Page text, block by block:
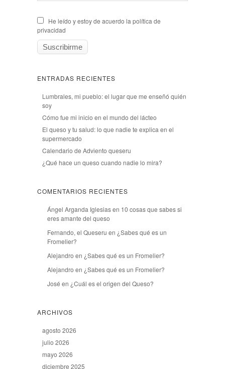
He leído y estoy de acuerdo la política de
privacidad
ENTRADAS RECIENTES
Lumbrales, mi pueblo: el lugar que me enseñó quién
soy
Cómo fue mi inicio en el mundo del lácteo
El queso y tu salud: lo que nadie te explica en el
supermercado
Calendario de Adviento queseru
¿Qué hace un queso cuando nadie lo mira?
COMENTARIOS RECIENTES
Ángel Arganda Iglesiasen 10 cosas que sabes si
eres amante del queso
Fernando, el Queseru en ¿Sabes qué es un
Fromelier?
Alejandro en ¿Sabes qué es un Fromelier?
Alejandro en ¿Sabes qué es un Fromelier?
José en ¿Cuál es el origen del Queso?
ARCHIVOS
agosto 2026
julio 2026
mayo 2026
diciembre 2025